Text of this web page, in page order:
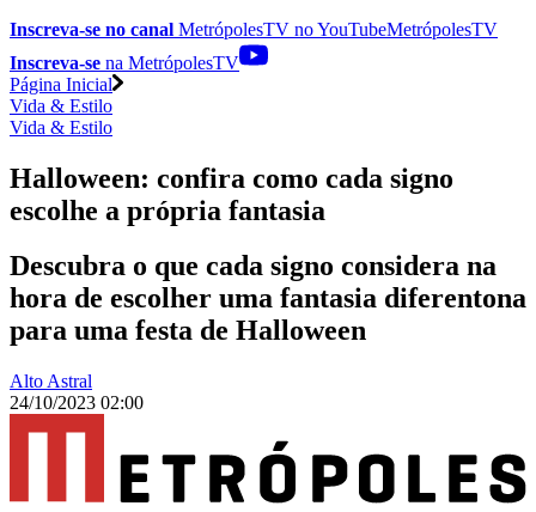
Inscreva-se no canal MetrópolesTV noYouTubeMetrópolesTV
Inscreva-se na MetrópolesTV
Página Inicial
Vida & Estilo
Vida & Estilo
Halloween: confira como cada signo
escolhe a própria fantasia
Descubra o que cada signo considera na
hora de escolher uma fantasia diferentona
para uma festa de Halloween
Alto Astral
24/10/2023 02:00